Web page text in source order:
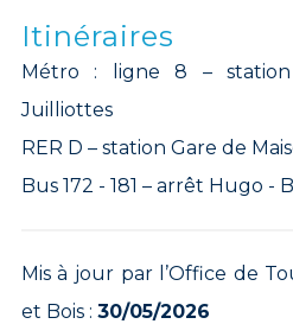
Itinéraires
Métro : ligne 8 – station
Juilliottes
RER D – station Gare de
Bus 172 - 181 – arrêt Hugo -
Mis à jour par l’Office de
et Bois : 30/05/2026